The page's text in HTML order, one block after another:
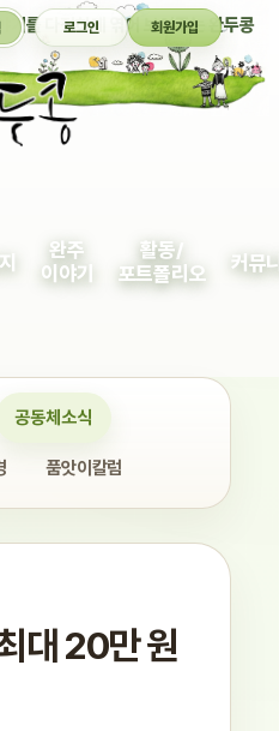
기를 다정하게 엮어 보여주는 완두콩
로그인 회원가입
완주
이야기
활동/
포트폴리오
커뮤
공동체소식
품앗이칼럼
대 20만 원